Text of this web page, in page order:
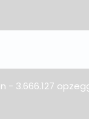
- 3.666.127